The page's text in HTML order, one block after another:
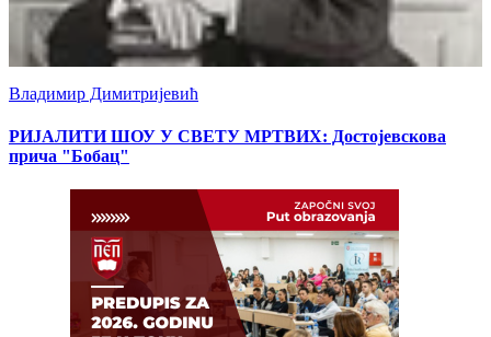
Владимир Димитријевић
РИЈАЛИТИ ШОУ У СВЕТУ МРТВИХ: Достојевскова
прича "Бобац"